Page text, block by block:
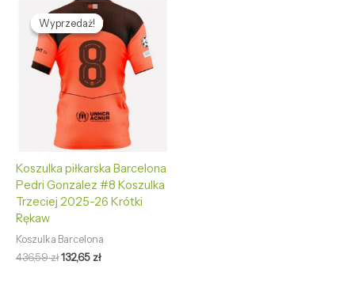
Wyprzedaż!
Wyprzedaż!
Koszulka piłkarska Barcelona
Pedri Gonzalez #8 Koszulka
Trzeciej 2025-26 Krótki
Rękaw
Koszulka Barcelona
436,59zł
Pierwotna
cena
wynosiła:
436,59 zł.
132,65 zł
Aktualna
cena
wynosi:
132,65 zł.